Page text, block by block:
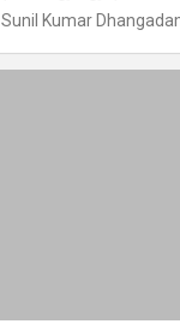
Sunil Kumar